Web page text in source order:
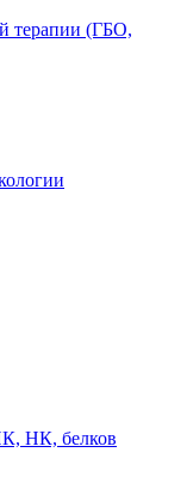
терапии (ГБО,
НК, белков